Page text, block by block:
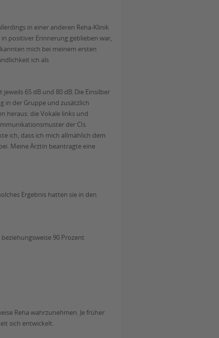
in einer anderen Reha-Klinik
positiver Erinnerung geblieben war,
mich bei meinem ersten
ich als
65 dB und 80 dB. Die Einsilber
in der Gruppe und zusätzlich
heraus: die Vokale links und
der CIs
ich, dass ich mich allmählich dem
Meine Ärztin beantragte eine
Ergebnis hatten sie in den
90 Prozent
Reha wahrzunehmen. Je früher
sich entwickelt.